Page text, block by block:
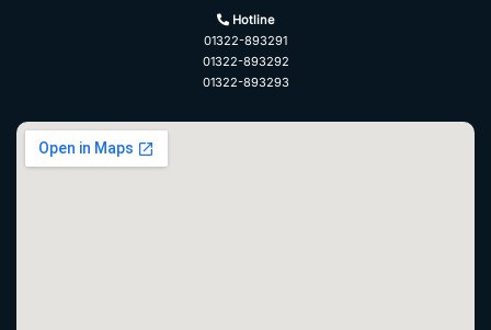
Hotline
01322-893291
01322-893292
01322-893293